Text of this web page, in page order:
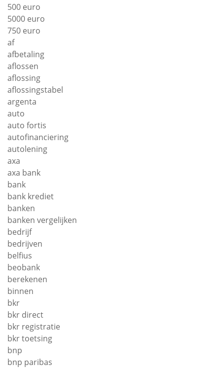
500 euro
5000 euro
750 euro
af
afbetaling
aflossen
aflossing
aflossingstabel
argenta
auto
auto fortis
autofinanciering
autolening
axa
axa bank
bank
bank krediet
banken
banken vergelijken
bedrijf
bedrijven
belfius
beobank
berekenen
binnen
bkr
bkr direct
bkr registratie
bkr toetsing
bnp
bnp paribas